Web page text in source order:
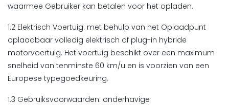
waarmee Gebruiker kan betalen voor het opladen.
1.2 Elektrisch Voertuig: met behulp van het Oplaadpunt
oplaadbaar volledig elektrisch of plug-in hybride
motorvoertuig. Het voertuig beschikt over een maximum
snelheid van tenminste 60 km/u en is voorzien van een
Europese typegoedkeuring.
1.3 Gebruiksvoorwaarden: onderhavige